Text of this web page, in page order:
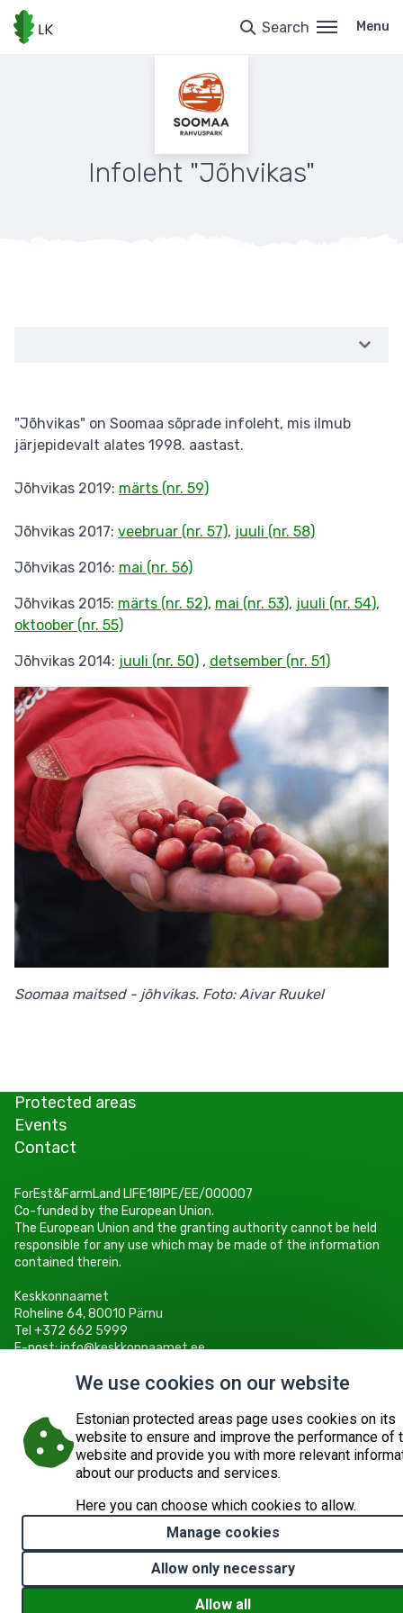
Skip
to
main
Search Menu
Infoleht "Jõhvikas"
"Jõhvikas" on Soomaa sõprade infoleht, mis ilmub
järjepidevalt alates 1998. aastast.
Jõhvikas 2019: märts (nr. 59)
Jõhvikas 2017: veebruar (nr. 57), juuli (nr. 58)
Jõhvikas 2016: mai (nr. 56)
Jõhvikas 2015: märts (nr. 52), mai (nr. 53), juuli (nr. 54),
oktoober (nr. 55)
Jõhvikas 2014: juuli (nr. 50) , detsember (nr. 51)
Soomaa maitsed - jõhvikas. Foto: Aivar Ruukel
Protected areas
Events
Contact
© 2026 KESKKONNAAMET SITE MAP REQUEST QUERY
ForEst&FarmLand LIFE18IPE/EE/000007
Co-funded by the European Union.
The European Union and the granting authority cannot be held
responsible for any use which may be made of the information
contained therein.
Keskkonnaamet
Roheline 64, 80010 Pärnu
Tel +372 662 5999
E-post: info@keskkonnaamet.ee
We use cookies on our website
Estonian protected areas page uses cookies on its
website to ensure and improve the performance of
website and provide you with more relevant
about our products and services.
Here you can choose which cookies to allow.
Manage cookies
Allow only necessary
Allow all